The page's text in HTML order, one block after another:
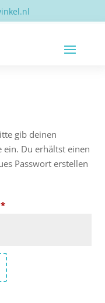
gib deinen
ein. Du erhältst einen
Passwort erstellen
*Erforderlich